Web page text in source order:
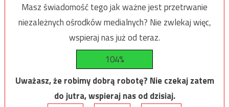
Masz świadomość tego jak ważne jest przetrwanie
niezależnych ośrodków medialnych? Nie zwlekaj więc,
wspieraj nas już od teraz.
104%
Uważasz, że robimy dobrą robotę? Nie czekaj zatem
do jutra, wspieraj nas od dzisiaj.